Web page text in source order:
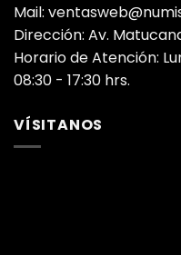
Mail:
Dirección: Av.
Horario de Atención:
08:30 - 17:30 hrs.
VÍSITANOS